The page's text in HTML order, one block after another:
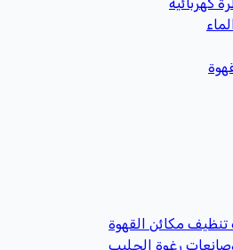
تنظيف مكائن القهوة
رغوة الحليب